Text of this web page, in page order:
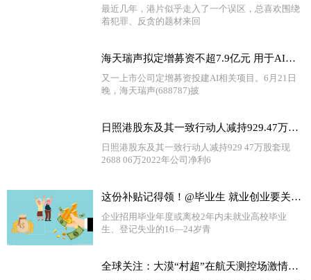
最近几年，港片似乎走入了一个误区，总喜欢围绕
着犯罪、反贪的题材来回
海天瑞声拟定增募资不超7.9亿元 用于AI大模型训练数据集建设等项目|环球快资讯
又一上市公司定增募资投建AI相关项目。6月21日
晚，海天瑞声(688787)披
日照港股东及其一致行动人减持929.47万股 套现2688.06万 2022年公司净利6.31亿
日照港股东及其一致行动人减持929 47万股套现
2688 06万2022年公司净利6
这份补贴记得领！@毕业生 就业创业要关注这些政策→ 环球新视野
企业招用毕业年度或离校2年内未就业高校毕业
生、登记失业的16—24岁青
全球关注：大漠“村超”在航天测控场激情开赛